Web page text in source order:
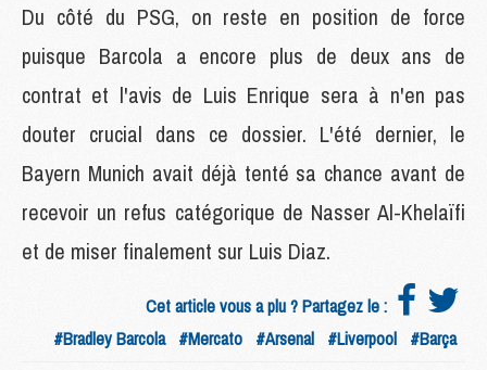
Du côté du PSG, on reste en position de force
puisque Barcola a encore plus de deux ans de
contrat et l'avis de Luis Enrique sera à n'en pas
douter crucial dans ce dossier. L'été dernier, le
Bayern Munich avait déjà tenté sa chance avant de
recevoir un refus catégorique de Nasser Al-Khelaïfi
et de miser finalement sur Luis Diaz.
Cet article vous a plu ? Partagez le :
#Bradley Barcola #Mercato #Arsenal #Liverpool #Barça